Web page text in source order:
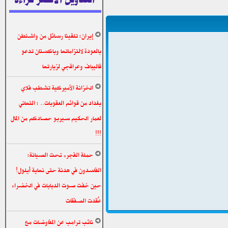
إيران: تلقينا رسائل من واشنطن
بالعودة لالتزاماتها وباكستان تدعو
قاليباف وعراقجي لزيارتها
الخزانة الأميركية تشطب فلاي
بغداد من قوائم العقوبات.. : التهاني
لعمار الحكيم سيربو حصادكم من المال
!!!
حملة الفجر» تحت الصيانة:
الفاسدون في هدنة حتى نهاية أيلول!
حين خفت صوت الدبابات في الخضراء
عُقدت الصفقات
نائب ترامب عن المفاوضات مع